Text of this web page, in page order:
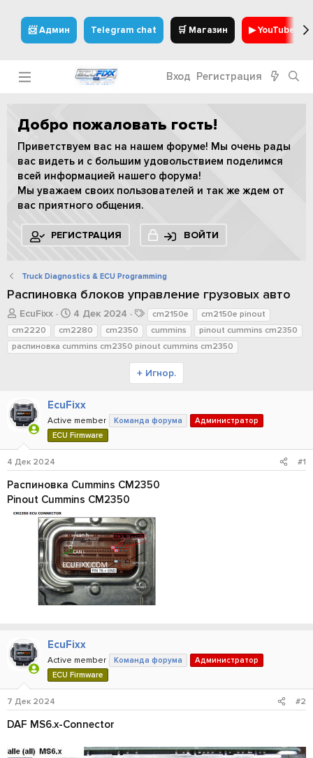
📨 Админ Telegram chat 🛒 Магазин ▶ YouTube
Вход Регистрация
Добро пожаловать гость!
Приветствуем вас на нашем форуме! Мы очень рады
вас видеть и с большим удовольствием поделимся
всей информацией нашего форума!
Мы уважаем своих пользователей и так же ждем от
вас приятного общения.
РЕГИСТРАЦИЯ ВОЙТИ
Truck Diagnostics & ECU Programming
Распиновка блоков управление грузовых авто
А
в
т
о
м
ы
EcuFixx
Д
а
т
а
а
л
а
4 Дек 2024
Т
е
г
и
cm2150e
cm2150e pinout
cm2220
cm2280 cm2350 cummins
pinout cummins cm2350
распиновка cummins cm2350 pinout cummins cm2350
+ Игнор.
EcuFixx
Active member Команда форума
Администратор
ECU Firmware
4 Дек 2024 #1
Распиновка Cummins CM2350
Pinout Cummins CM2350
EcuFixx
Active member Команда форума
Администратор
ECU Firmware
7 Дек 2024 #2
DAF MS6.x-Connector